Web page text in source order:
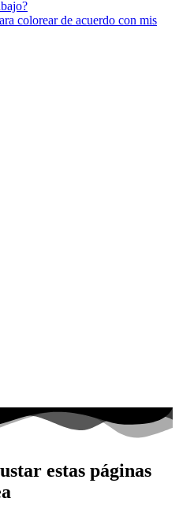
colorear de acuerdo con mis
estas páginas